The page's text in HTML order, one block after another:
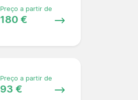
Preço a partir de
180 €
Preço a partir de
93 €